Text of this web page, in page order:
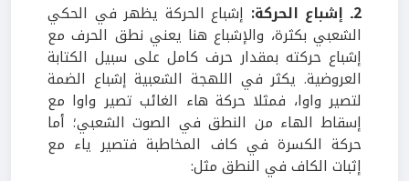
2ـ إشباع الحركة:
إشباع الحركة يظهر في الحكي
الشعبي بكثرة، والإشباع هنا يعني نطق الحرف مع
إشباع حركته بمقدار حرف كامل على سبيل الكتابة
العروضية. يكثر في اللهجة الشعبية إشباع الضمة
لتصير واوا، فمثلا حركة هاء الغائب تصير واوا مع
إسقاط الهاء من النطق في الصوت الشعبي؛ أما
حركة الكسرة في كاف المخاطبة فتصير ياء مع
إثبات الكاف في النطق مثل: